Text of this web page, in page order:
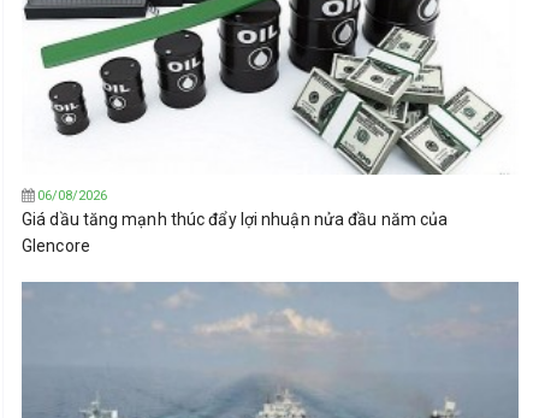
06/08/2026
Giá dầu tăng mạnh thúc đẩy lợi nhuận nửa đầu năm của
Glencore